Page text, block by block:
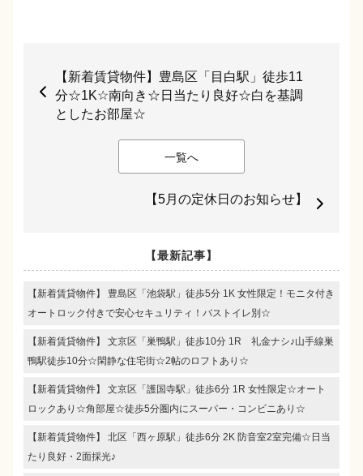
【新着賃貸物件】豊島区「目白駅」徒歩11
分☆1K☆南向き☆日当たり良好☆白を基調
としたお部屋☆
一覧へ
【5月の定休日のお知らせ】
【最新記事】
【新着賃貸物件】 豊島区「池袋駅」徒歩5分 1K 女性限定！モニタ付き
オートロック付きで安心セキュリティ！バストイレ別☆
【新着賃貸物件】 文京区「巣鴨駅」徒歩10分 1R 礼金ナシ♪山手線巣
鴨駅徒歩10分☆閑静な住宅街☆2帖のロフトあり☆
【新着賃貸物件】 文京区「護国寺駅」徒歩6分 1R 女性限定☆オート
ロックあり☆角部屋☆徒歩5分圏内にスーパー・コンビニあり☆
【新着賃貸物件】 北区「西ヶ原駅」徒歩6分 2K 防音室2室完備☆日当
たり良好・2面採光♪